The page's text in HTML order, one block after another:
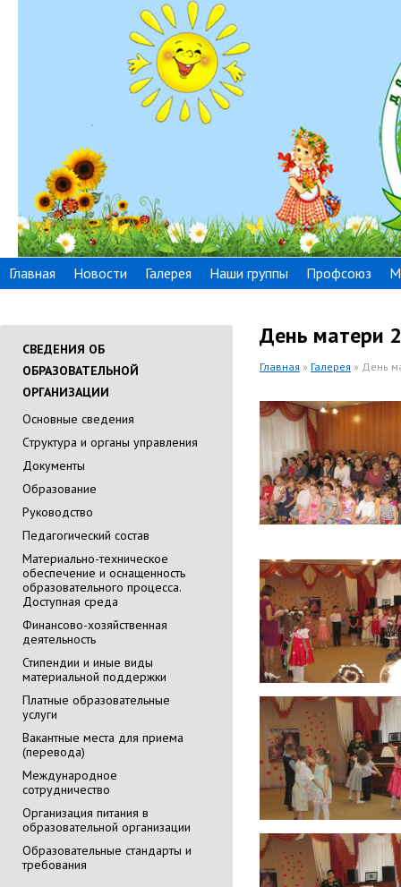
Главная Новости Галерея Наши группы Профсоюз
СВЕДЕНИЯ ОБ
ОБРАЗОВАТЕЛЬНОЙ
ОРГАНИЗАЦИИ
Основные сведения
Cтруктура и органы управления
Документы
Образование
Руководство
Педагогический состав
Материально-техническое
обеспечение и оснащенность
образовательного процесса.
Доступная среда
Финансово-хозяйственная
деятельность
Стипендии и иные виды
материальной поддержки
Платные образовательные
услуги
Вакантные места для приема
(перевода)
Международное
сотрудничество
Организация питания в
образовательной организации
Образовательные стандарты и
требования
День матери
Главная » Галерея » День